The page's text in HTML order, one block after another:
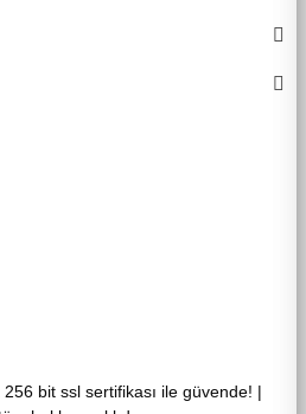
bit ssl sertifikası ile güvende! |